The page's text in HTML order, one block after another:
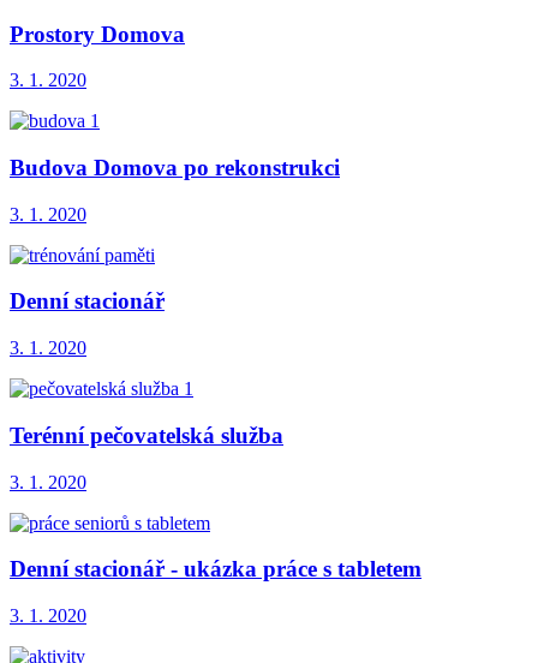
Prostory Domova
3. 1. 2020
Budova Domova po rekonstrukci
3. 1. 2020
Denní stacionář
3. 1. 2020
Terénní pečovatelská služba
3. 1. 2020
Denní stacionář - ukázka práce s tabletem
3. 1. 2020